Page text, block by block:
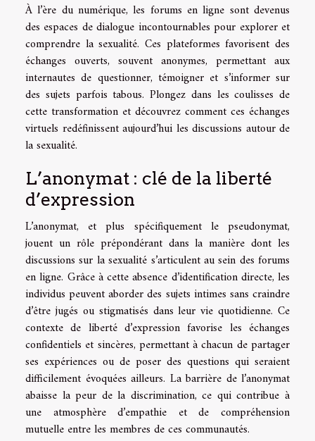
À l’ère du numérique, les forums en ligne sont devenus
des espaces de dialogue incontournables pour explorer et
comprendre la sexualité. Ces plateformes favorisent des
échanges ouverts, souvent anonymes, permettant aux
internautes de questionner, témoigner et s’informer sur
des sujets parfois tabous. Plongez dans les coulisses de
cette transformation et découvrez comment ces échanges
virtuels redéfinissent aujourd’hui les discussions autour de
la sexualité.
L’anonymat : clé de la liberté
d’expression
L’anonymat, et plus spécifiquement le pseudonymat,
jouent un rôle prépondérant dans la manière dont les
discussions sur la sexualité s’articulent au sein des forums
en ligne. Grâce à cette absence d’identification directe, les
individus peuvent aborder des sujets intimes sans craindre
d’être jugés ou stigmatisés dans leur vie quotidienne. Ce
contexte de liberté d’expression favorise les échanges
confidentiels et sincères, permettant à chacun de partager
ses expériences ou de poser des questions qui seraient
difficilement évoquées ailleurs. La barrière de l’anonymat
abaisse la peur de la discrimination, ce qui contribue à
une atmosphère d’empathie et de compréhension
mutuelle entre les membres de ces communautés.